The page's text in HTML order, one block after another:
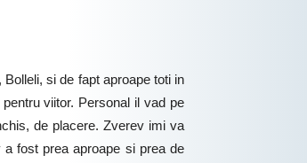
si de fapt aproape toti in
viitor. Personal il vad pe
de placere. Zverev imi va
fost prea aproape si prea de